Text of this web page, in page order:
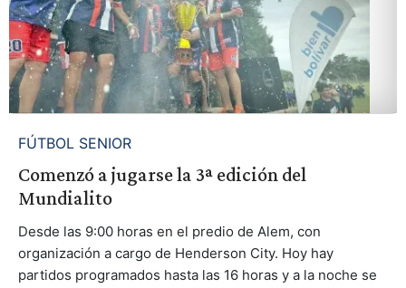
FÚTBOL SENIOR
Comenzó a jugarse la 3ª edición del
Mundialito
Desde las 9:00 horas en el predio de Alem, con
organización a cargo de Henderson City. Hoy hay
partidos programados hasta las 16 horas y a la noche se